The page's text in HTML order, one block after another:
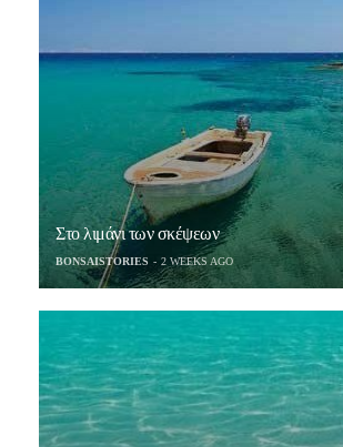
Στο λιμάνι των σκέψεων
BONSAISTORIES 2 WEEKS AGO